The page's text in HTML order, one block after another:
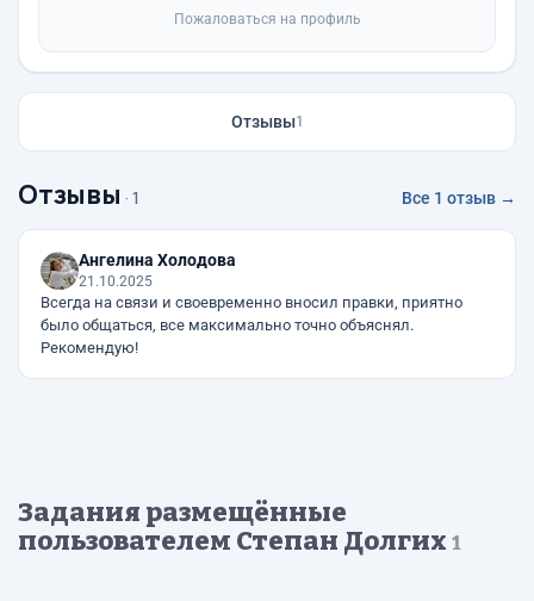
Пожаловаться на профиль
Отзывы1
Отзывы · 1 Все 1 отзыв →
Ангелина Холодова
21.10.2025
Всегда на связи и своевременно вносил правки, приятно
было общаться, все максимально точно объяснял.
Рекомендую!
Задания размещённые
пользователем Степан Долгих 1